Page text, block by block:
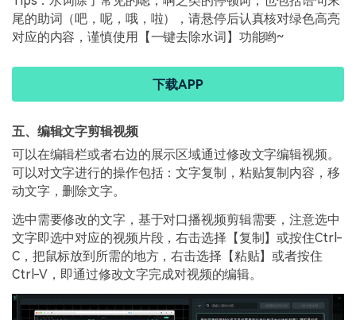
尾的助词（吧，呢，哦，啦），请悬停后认真核对绿色高亮
对应的内容，谨慎使用【一键去除水词】功能哟~
下载APP
五、编辑文字剪辑视频
可以在编辑栏或者右边的展示区域通过修改文字编辑视频。
可以对文字进行的操作包括：文字复制，粘贴复制内容，移
动文字，删除文字。
选中需要修改的文字，基于对口播视频剪辑需要，注意选中
文字即选中对应的视频片段，右击选择【复制】或按住Ctrl-
C，把鼠标放到所需的地方，右击选择【粘贴】或者按住
Ctrl-V，即通过修改文字完成对视频的编辑。